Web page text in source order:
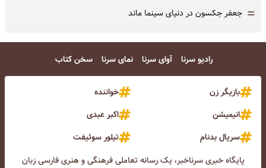
= جعفر جکسون در دنیای سینما ماند
رادیو سرنا آوای سرنا نمای سرنا سخن کتاب
بازیگر زن
خواننده
انیمیشن
اکبر عبدی
سریال بدنام
تیلور سوئیفت
پایگاه خبری سرناخبر، یک رسانه تعاملی فرهنگی و هنری فارسی زبان